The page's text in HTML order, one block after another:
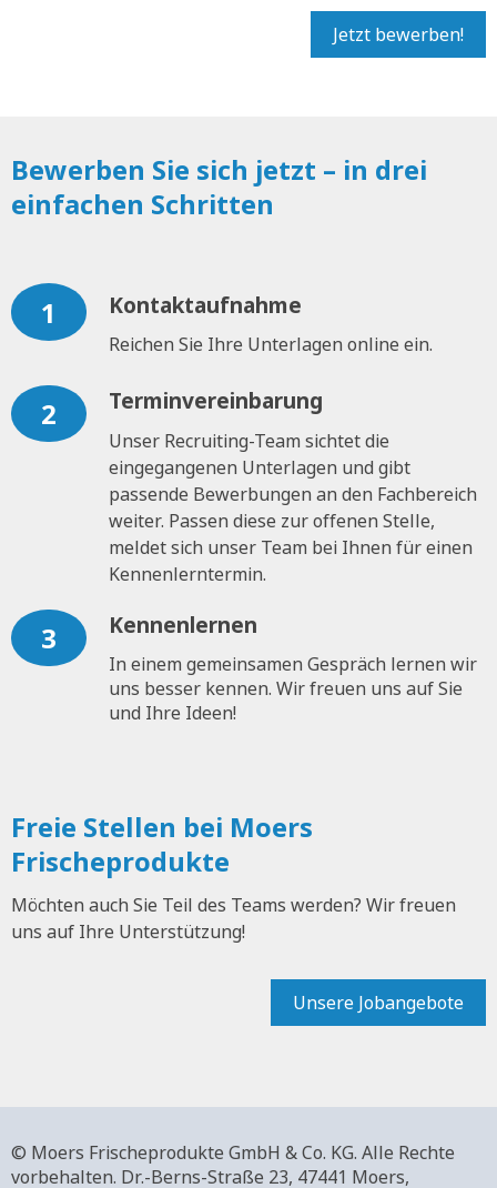
Jetzt bewerben!
Bewerben Sie sich jetzt – in drei
einfachen Schritten
1 Kontaktaufnahme
Reichen Sie Ihre Unterlagen online ein.
2 Terminvereinbarung
Unser Recruiting-Team sichtet die
eingegangenen Unterlagen und gibt
passende Bewerbungen an den Fachbereich
weiter. Passen diese zur offenen Stelle,
meldet sich unser Team bei Ihnen für einen
Kennenlerntermin.
3 Kennenlernen
In einem gemeinsamen Gespräch lernen wir
uns besser kennen. Wir freuen uns auf Sie
und Ihre Ideen!
Freie Stellen bei Moers
Frischeprodukte
Möchten auch Sie Teil des Teams werden? Wir freuen
uns auf Ihre Unterstützung!
Unsere Jobangebote
© Moers Frischeprodukte GmbH & Co. KG. Alle Rechte
vorbehalten. Dr.-Berns-Straße 23, 47441 Moers,